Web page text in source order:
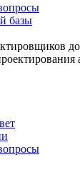
базы